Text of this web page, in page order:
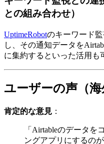
との組み合わせ）
UptimeRobotのキーワード
し、その通知データを
に集約するといった活用も
ユーザーの声（海
肯定的な意見 ：
「Airtableのデータを
ングアプリにするの